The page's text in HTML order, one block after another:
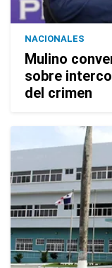
NACIONALES
Mulino
sobre
del crimen